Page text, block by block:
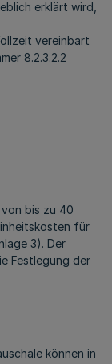
erklärt wird,
vereinbart
8.2.3.2.2
von bis zu 40
für
3). Der
Festlegung der
können in